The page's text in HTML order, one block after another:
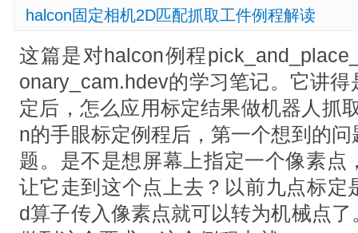
halcon固定相机2D匹配抓取工件例程解读
这篇是对halcon例程
onary_cam.hdev的学习笔记。它讲
定后，怎么应用标定结果做机器人抓
n的手眼标定例程后，第一个想到的
题。是不是想屏幕上指定一个像素点
让它走到这个点上去？以前九点标定
d算子传入像素点就可以转为机械点